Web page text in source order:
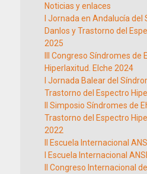
Noticias y enlaces
I Jornada en Andalucía
Danlos y Trastorno del
2025
III Congreso Síndromes de
Hiperlaxitud. Elche 2024
I Jornada Balear del
Trastorno del Espectro
II Simposio Síndromes de
Trastorno del Espectro
2022
II Escuela Internacional
I Escuela Internacional
II Congreso Internacional